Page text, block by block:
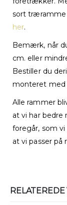
sort træramme
her.
Bemærk, når
cm. eller
Bestiller du
monteret med
Alle rammer
at vi har bedre
foregår, som
at vi passer på
RELATEREDE